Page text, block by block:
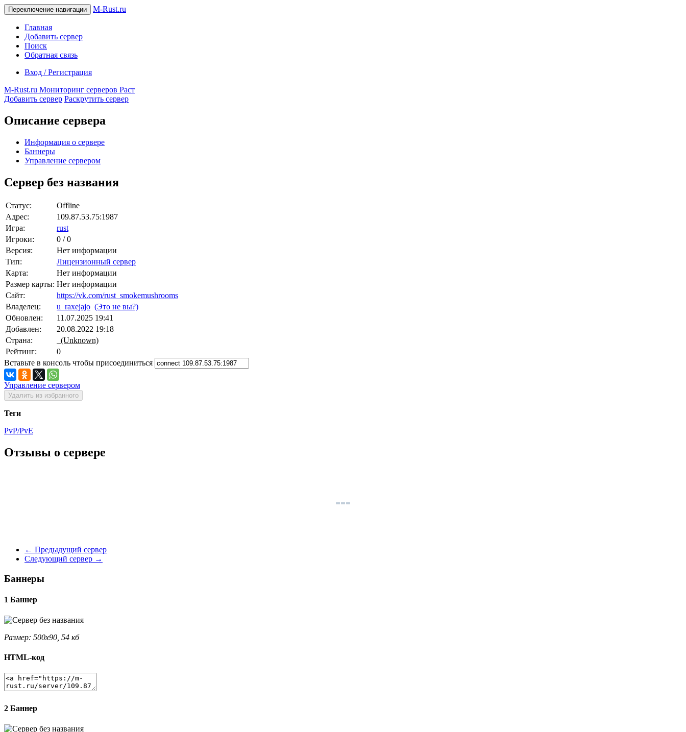
Переключение навигации M-Rust.ru
Главная
Добавить сервер
Поиск
Обратная связь
Вход / Регистрация
M-Rust.ru Мониторинг серверов Раст
Добавить сервер Раскрутить сервер
Описание сервера
Информация о сервере
Баннеры
Управление сервером
Сервер без названия
Статус:
Offline
Адрес:
109.87.53.75:1987
Игра:
rust
Игроки:
0 / 0
Версия:
Нет информации
Тип:
Лицензионный сервер
Карта:
Нет информации
Размер карты: Нет информации
Сайт:
https://vk.com/rust_smokemushrooms
Владелец:
u_raxejajo (Это не вы?)
Обновлен:
11.07.2025 19:41
Добавлен:
20.08.2022 19:18
Страна:
(Unknown)
Рейтинг:
0
Вставьте в консоль чтобы присоединиться
Управление сервером
Удалить из избранного
Теги
PvP/PvE
Отзывы о сервере
← Предыдущий сервер
Следующий сервер →
Баннеры
1 Баннер
Размер: 500x90, 54 кб
HTML-код
2 Баннер